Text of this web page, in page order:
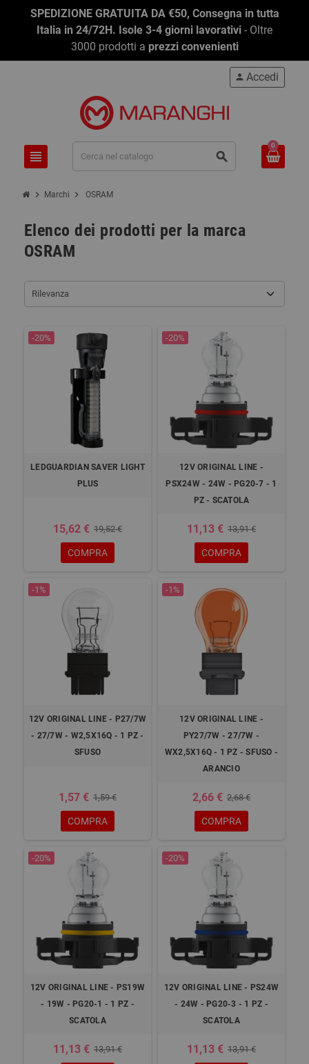
SPEDIZIONE GRATUITA DA €50, Consegna in tutta
Italia in 24/72H. Isole 3-4 giorni lavorativi - Oltre
3000 prodotti a prezzi convenienti
view_headline search
person Accedi
0
chevron_right Marchi chevron_right OSRAM
Elenco dei prodotti per la marca
OSRAM
Rilevanza
-20%
LEDGUARDIAN SAVER LIGHT
PLUS
15,62 € 19,52 €
COMPRA
-20%
12V ORIGINAL LINE -
PSX24W - 24W - PG20-7 - 1
PZ - SCATOLA
11,13 € 13,91 €
COMPRA
-1%
12V ORIGINAL LINE - P27/7W
- 27/7W - W2,5X16Q - 1 PZ -
SFUSO
1,57 € 1,59 €
COMPRA
-1%
12V ORIGINAL LINE -
PY27/7W - 27/7W -
WX2,5X16Q - 1 PZ - SFUSO -
ARANCIO
2,66 € 2,68 €
COMPRA
-20%
12V ORIGINAL LINE - PS19W
- 19W - PG20-1 - 1 PZ -
SCATOLA
11,13 € 13,91 €
-20%
12V ORIGINAL LINE - PS24W
- 24W - PG20-3 - 1 PZ -
SCATOLA
11,13 € 13,91 €